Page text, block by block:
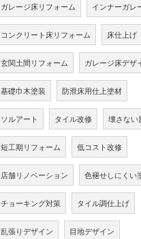
ガレージ床リフォーム インナーガレ
コンクリート床リフォーム 床仕上げ
玄関土間リフォーム ガレージ床デザ
基礎巾木塗装 防滑床用仕上塗材
ソルアート タイル改修 壊さない
短工期リフォーム 低コスト改修
店舗リノベーション 色褪せしにくい
チョーキング対策 タイル調仕上げ
乱張りデザイン 目地デザイン